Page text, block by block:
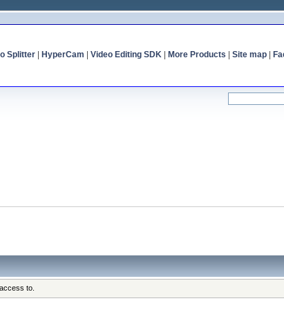
Splitter| HyperCam Video Editing SDK| More Products Site map|
to.